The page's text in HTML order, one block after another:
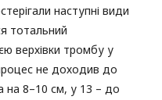
наступні види
тотальний
верхівки тромбу у
процес не доходив до
на 8–10 см, у 13 – до